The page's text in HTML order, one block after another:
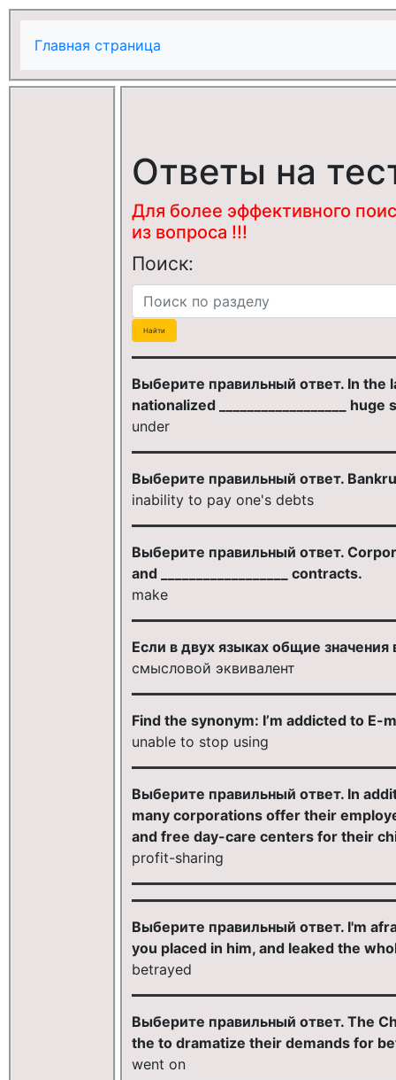
Главная страница
Ответы на
Для более эффективного
из вопроса !!!
Поиск:
Выберите правильный ответ. In
nationalized __________________
under
Выберите правильный ответ.
inability to pay one's debts
Выберите правильный ответ.
and __________________ contracts.
make
Если в двух языках общие
смысловой эквивалент
Find the synonym: I’m addicted to E-
unable to stop using
Выберите правильный ответ. In
many corporations offer their
and free day-care centers for their
profit-sharing
Выберите правильный ответ. I'm
you placed in him, and leaked the
betrayed
Выберите правильный ответ. The
the to dramatize their demands for
went on